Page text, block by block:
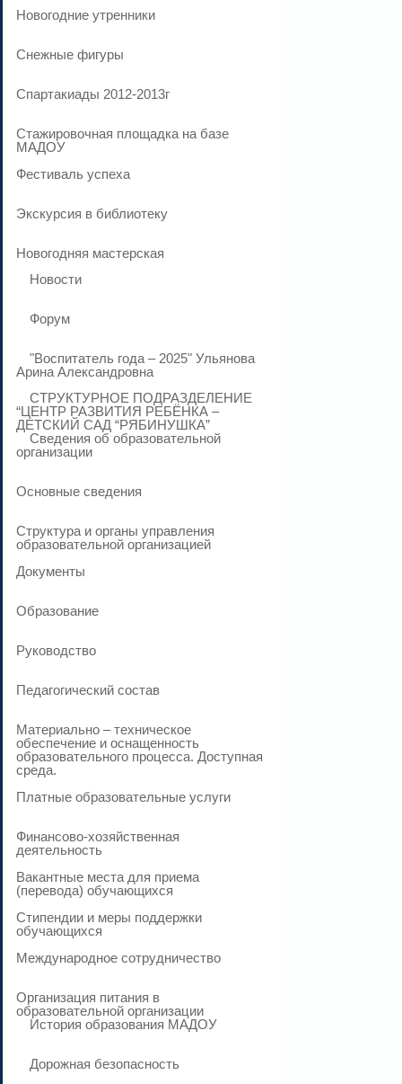
Новогодние утренники
Cнежные фигуры
Спартакиады 2012-2013г
Стажировочная площадка на базе
МАДОУ
Фестиваль успеха
Экскурсия в библиотеку
Новогодняя мастерская
Новости
Форум
"Воспитатель года – 2025" Ульянова
Арина Александровна
СТРУКТУРНОЕ ПОДРАЗДЕЛЕНИЕ
“ЦЕНТР РАЗВИТИЯ РЕБЁНКА –
ДЕТСКИЙ САД “РЯБИНУШКА”
Сведения об образовательной
организации
Основные сведения
Структура и органы управления
образовательной организацией
Документы
Образование
Руководство
Педагогический состав
Материально – техническое
обеспечение и оснащенность
образовательного процесса. Доступная
среда.
Платные образовательные услуги
Финансово-хозяйственная
деятельность
Вакантные места для приема
(перевода) обучающихся
Стипендии и меры поддержки
обучающихся
Международное сотрудничество
Организация питания в
образовательной организации
История образования МАДОУ
Дорожная безопасность